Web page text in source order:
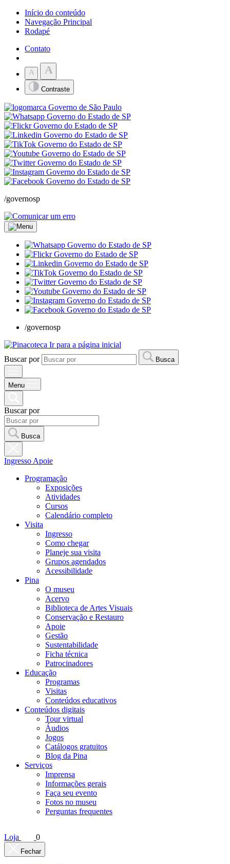
Início do conteúdo
Navegação Principal
Rodapé
Contato
A A
Contraste
/governosp
/governosp
Ir para a página inicial
Buscar por
Busca
Menu
Buscar por
Busca
Ingresso Apoie
Programação
Exposições
Atividades
Cursos
Calendário completo
Visita
Ingresso
Como chegar
Planeje sua visita
Grupos agendados
Acessibilidade
Pina
O museu
Acervo
Biblioteca de Artes Visuais
Conservação e Restauro
Apoie
Gestão
Sustentabilidade
Ficha técnica
Patrocinadores
Educação
Programas
Visitas
Conteúdos educativos​
Conteúdos digitais
Tour virtual
Áudios
Jogos
Catálogos gratuitos
Blog da Pina
Serviços
Imprensa
Informações gerais
Faça seu evento
Fotos no museu
Perguntas frequentes
Loja 0
Fechar